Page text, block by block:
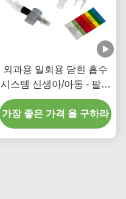
외과용 일회용 닫힌 흡수
시스템 신생아/아동 - 팔꿈
치
가장 좋은 가격 을 구하라